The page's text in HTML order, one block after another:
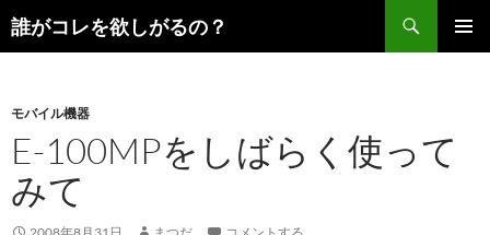
コ
ン
ツ
へ
ス
キ
誰がコレを欲しがるの？
検
索
モバイル機器
E-100MPをしばらく使って
みて